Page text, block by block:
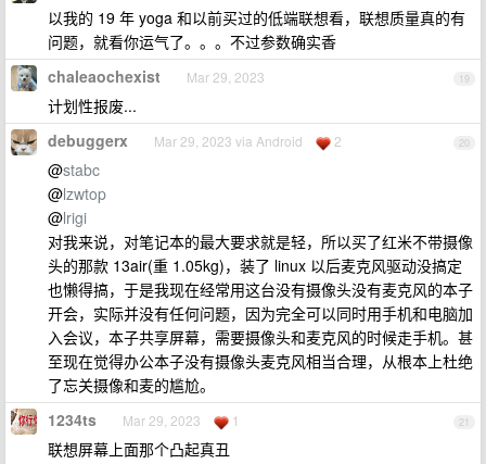
以我的 19 年 yoga 和以前买过的低端联想看，联想质量真的有
问题，就看你运气了。。。不过参数确实香
19
chaleaochexist Mar 29, 2023
计划性报废...
20
debuggerx Mar 29, 2023 via Android 2
@stabc
@lzwtop
@lrigi
对我来说，对笔记本的最大要求就是轻，所以买了红米不带摄像
头的那款 13air(重 1.05kg)，装了 linux 以后麦克风驱动没搞定
也懒得搞，于是我现在经常用这台没有摄像头没有麦克风的本子
开会，实际并没有任何问题，因为完全可以同时用手机和电脑加
入会议，本子共享屏幕，需要摄像头和麦克风的时候走手机。甚
至现在觉得办公本子没有摄像头麦克风相当合理，从根本上杜绝
了忘关摄像和麦的尴尬。
21
1234ts Mar 29, 2023 1
联想屏幕上面那个凸起真丑